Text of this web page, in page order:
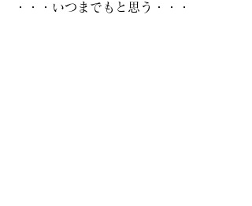
・・・いつまでもと思う・・・